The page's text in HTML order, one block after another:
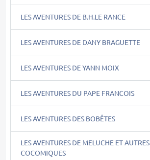
LES AVENTURES DE B.H.LE RANCE
LES AVENTURES DE DANY BRAGUETTE
LES AVENTURES DE YANN MOIX
LES AVENTURES DU PAPE FRANCOIS
LES AVENTURES DES BOBÊTES
LES AVENTURES DE MELUCHE ET AUTRES
COCOMIQUES